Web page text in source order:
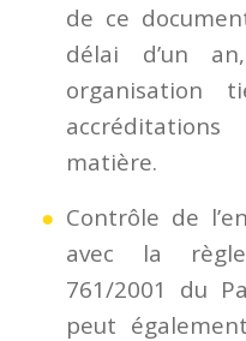
de ce
délai d’un
organisation
matière.
Contrôle de
avec la
761/2001 du
peut